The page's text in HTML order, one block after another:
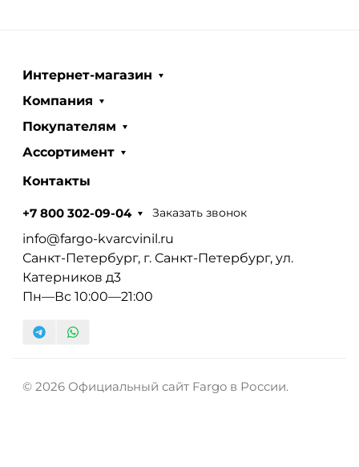
Интернет-магазин
Компания
Покупателям
Ассортимент
Контакты
+7 800 302-09-04 Заказать звонок
info@fargo-kvarcvinil.ru
Санкт-Петербург, г. Санкт-Петербург, ул.
Катерников д3
Пн—Вс 10:00—21:00
© 2026 Официальный сайт Fargo в России.